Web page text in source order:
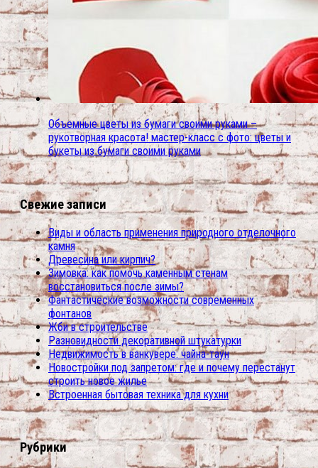
Объемные цветы из бумаги своими руками –
рукотворная красота! мастер-класс с фото: цветы и
букеты из бумаги своими руками
Свежие записи
Виды и область применения природного отделочного
камня
Древесина или кирпич?
Зимовка: как помочь каменным стенам
восстановиться после зимы?
Фантастические возможности современных
фонтанов
Жби в строительстве
Разновидности декоративной штукатурки
Недвижимость в ванкувере: чайна-таун
Новостройки под запретом: где и почему перестанут
строить новое жилье
Встроенная бытовая техника для кухни
Рубрики